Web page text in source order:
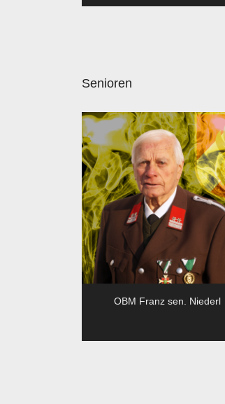
Senioren
OBM Franz sen. Niederl